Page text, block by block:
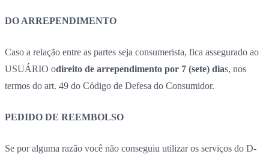
DO ARREPENDIMENTO
Caso a relação entre as partes seja consumerista, fica assegurado ao
USUÁRIO odireito de arrependimento por 7 (sete) dias, nos
termos do art. 49 do Código de Defesa do Consumidor.
PEDIDO DE REEMBOLSO
Se por alguma razão você não conseguiu utilizar os serviços do D-